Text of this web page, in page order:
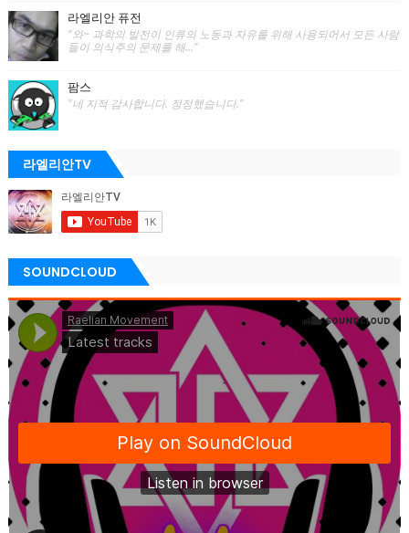
라엘리안 퓨전
"와~ 과학의 발전이 인류의 노동과 자유를 위해 사용되어서 모든 사람
들이 의식주의 문제를 해..."
팜스
"네 지적 감사합니다. 정정했습니다."
라엘리안TV
SOUNDCLOUD